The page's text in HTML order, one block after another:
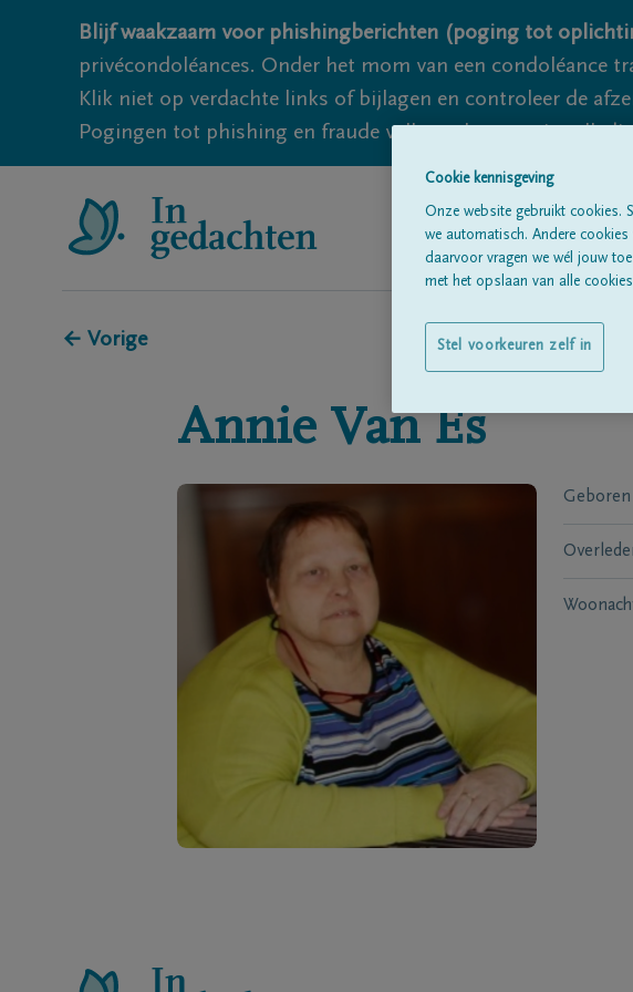
Blijf waakzaam voor phishingberichten (poging tot
privécondoléances. Onder het mom van een condoléance
Klik niet op verdachte links of bijlagen en controleer de
Pogingen tot phishing en fraude vallen echter nooit
← Vorige
Annie Van Es
Geboren
Cookie kennisgeving
Onze website gebruikt cookies.
we automatisch. Andere
daarvoor vragen we wél jouw
met het opslaan van alle
Stel voorkeuren zelf in